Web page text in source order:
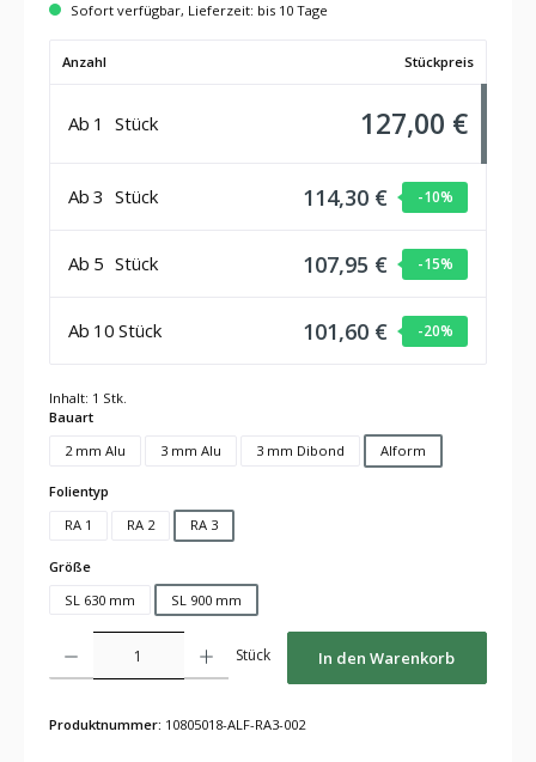
Sofort verfügbar, Lieferzeit: bis 10 Tage
Anzahl Stückpreis
Ab 1 Stück 127,00 €
Ab 3 Stück 114,30 € -10%
Ab 5 Stück 107,95 € -15%
Ab 10 Stück 101,60 € -20%
Inhalt: 1 Stk.
Bauartauswählen
2 mm Alu
3 mm Alu 3 mm Dibond Alform
Folientyp
RA 1
RA 2 RA 3
Größeauswählen
SL 630 mm
SL 900 mm
Stück In den Warenkorb
Produktnummer: 10805018-ALF-RA3-002